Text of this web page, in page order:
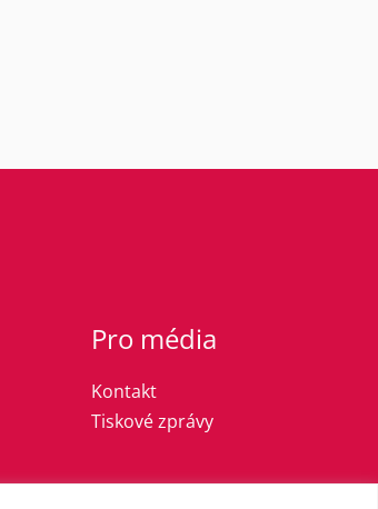
Pro média
Kontakt
Tiskové zprávy